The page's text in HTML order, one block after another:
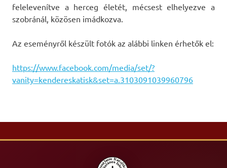
felelevenítve a herceg életét, mécsest elhelyezve a
szobránál, közösen imádkozva.
Az eseményről készült fotók az alábbi linken érhetők el:
https://www.facebook.com/media/set/?
vanity=kendereskatisk&set=a.3103091039960796